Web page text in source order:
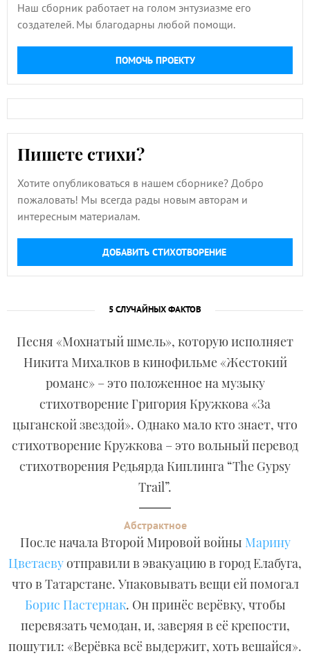
Наш сборник работает на голом энтузиазме его
создателей. Мы благодарны любой помощи.
ПОМОЧЬ ПРОЕКТУ
Пишете стихи?
Хотите опубликоваться в нашем сборнике? Добро
пожаловать! Мы всегда рады новым авторам и
интересным материалам.
ДОБАВИТЬ СТИХОТВОРЕНИЕ
5 СЛУЧАЙНЫХ ФАКТОВ
Песня «Мохнатый шмель», которую исполняет
Никита Михалков в кинофильме «Жестокий
романс» – это положенное на музыку
стихотворение Григория Кружкова «За
цыганской звездой». Однако мало кто знает, что
стихотворение Кружкова – это вольный перевод
стихотворения Редьярда Киплинга “The Gypsy
Trail”.
Абстрактное
После начала Второй Мировой войны Марину
Цветаевуотправили в эвакуацию в город Елабуга,
что в Татарстане. Упаковывать вещи ей помогал
Борис Пастернак. Он принёс верёвку, чтобы
перевязать чемодан, и, заверяя в её крепости,
пошутил: «Верёвка всё выдержит, хоть вешайся».